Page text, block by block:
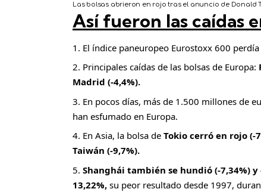
Las bolsas abrieron en rojo tras el anuncio de Donald
Así fueron las caídas
El índice paneuropeo Eurostoxx 600
Principales caídas de las bolsas de Europa:
Madrid (-4,4%).
En pocos días, más de 1.500 millones de
han esfumado en Europa.
En Asia, la bolsa de Tokio cerró en rojo (-
Taiwán (-9,7%).
Shanghái también se hundió (-7,34%) y
13,22%, su peor resultado desde 1997,